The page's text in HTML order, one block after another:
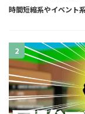
時間短縮系やイベント
2